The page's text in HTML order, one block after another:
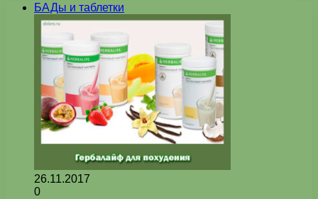
БАДы и таблетки
26.11.2017
0